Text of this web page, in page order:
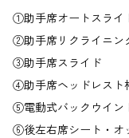
①助手席オートスライ
②助手席リクライニン
③助手席スライド
④助手席ヘッドレスト
⑤電動式バックウイン
⑥後左右席シート・オ